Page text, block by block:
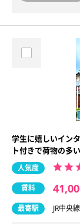
学生に嬉しいイン
ト付きで荷物の多
人気度
賃料
最寄駅 JR中